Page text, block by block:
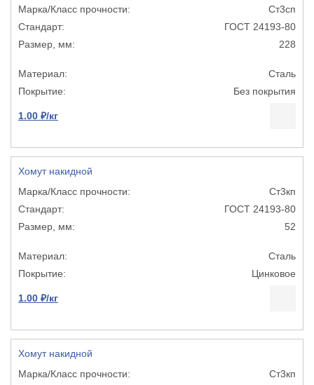
Ст3сп
ГОСТ 24193-80
228
Сталь
Без покрытия
1.00 ₽/кг
Хомут накидной
Ст3кп
ГОСТ 24193-80
52
Сталь
Цинковое
1.00 ₽/кг
Хомут накидной
Ст3кп